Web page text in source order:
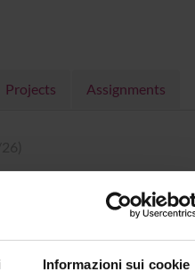
Informazioni sui cookie
Projects Assignments